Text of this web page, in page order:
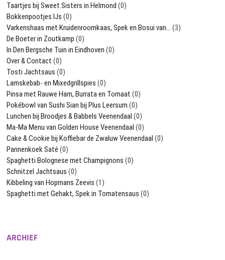
Taartjes bij Sweet Sisters in Helmond (0)
Bokkenpootjes IJs (0)
Varkenshaas met Kruidenroomkaas, Spek en Bosui van…
(3)
De Boeter in Zoutkamp (0)
In Den Bergsche Tuin in Eindhoven (0)
Over & Contact (0)
Tosti Jachtsaus (0)
Lamskebab- en Mixedgrillspies (0)
Pinsa met Rauwe Ham, Burrata en Tomaat (0)
Pokébowl van Sushi Sian bij Plus Leersum (0)
Lunchen bij Broodjes & Babbels Veenendaal (0)
Ma-Ma Menu van Golden House Veenendaal (0)
Cake & Cookie bij Koffiebar de Zwaluw Veenendaal (0)
Pannenkoek Saté (0)
Spaghetti Bolognese met Champignons (0)
Schnitzel Jachtsaus (0)
Kibbeling van Hopmans Zeevis (1)
Spaghetti met Gehakt, Spek in Tomatensaus (0)
ARCHIEF